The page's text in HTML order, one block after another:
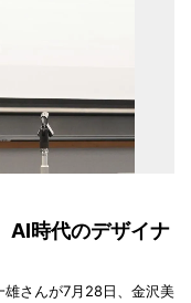
時代のデザイナ
雄さんが7月28日、金沢美